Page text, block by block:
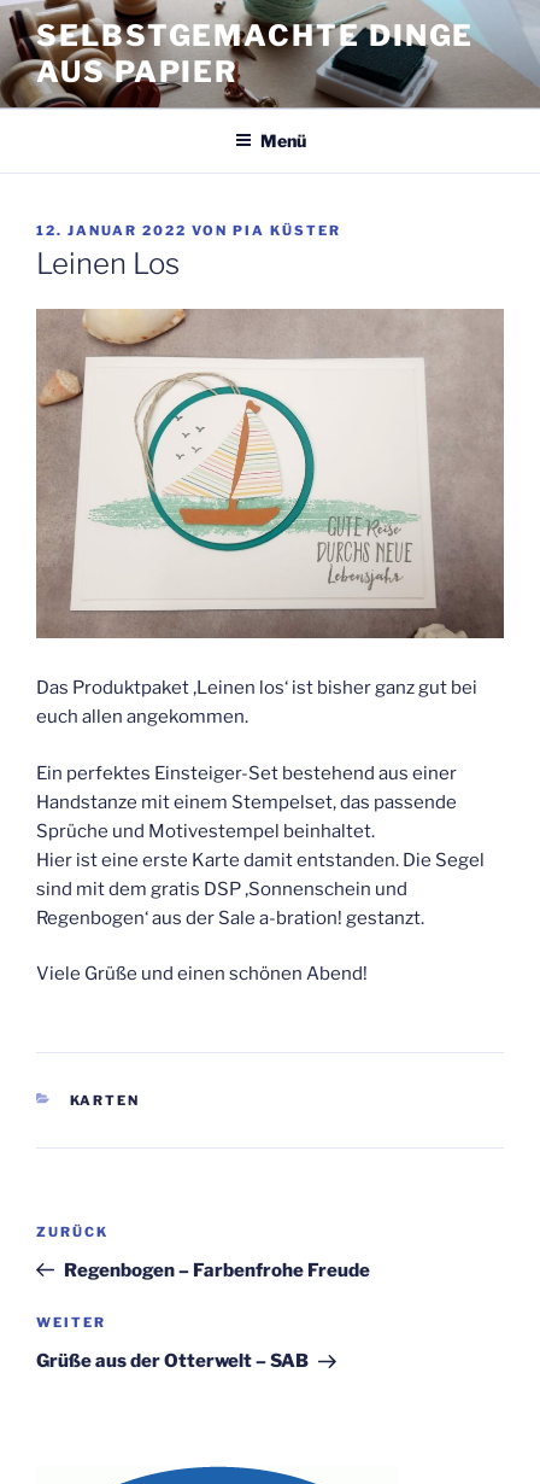
Zum
Inhalt
springen
SELBSTGEMACHTE DINGE
AUS PAPIER
Menü
VERÖFFENTLICHT
AM
12. JANUAR 2022 VON PIA KÜSTER
Leinen Los
Das Produktpaket ‚Leinen los‘ ist bisher ganz gut bei
euch allen angekommen.
Ein perfektes Einsteiger-Set bestehend aus einer
Handstanze mit einem Stempelset, das passende
Sprüche und Motivestempel beinhaltet.
Hier ist eine erste Karte damit entstanden. Die Segel
sind mit dem gratis DSP ‚Sonnenschein und
Regenbogen‘ aus der Sale a-bration! gestanzt.
Viele Grüße und einen schönen Abend!
KATEGORIEN
KARTEN
Beitragsnavigation
Vorheriger
Beitrag
ZURÜCK
Regenbogen – Farbenfrohe Freude
Nächster
Beitrag
WEITER
Grüße aus der Otterwelt – SAB